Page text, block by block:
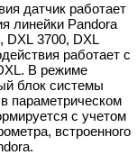
датчик работает
линейки Pandora
DXL 3700, DXL
работает с
В режиме
блок системы
параметрическом
с учетом
встроенного